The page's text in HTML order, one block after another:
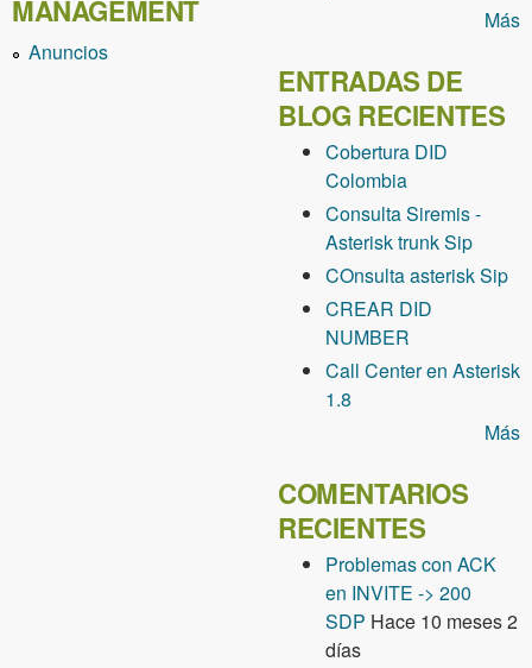
MANAGEMENT
Anuncios
Más
ENTRADAS DE
BLOG RECIENTES
Cobertura DID
Colombia
Consulta Siremis -
Asterisk trunk Sip
COnsulta asterisk Sip
CREAR DID
NUMBER
Call Center en Asterisk
1.8
Más
COMENTARIOS
RECIENTES
Problemas con ACK
en INVITE -> 200
SDP Hace 10 meses 2
días